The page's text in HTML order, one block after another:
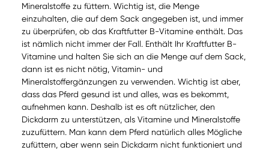
Mineralstoffe zu füttern. Wichtig ist, die Menge
einzuhalten, die auf dem Sack angegeben ist, und immer
zu überprüfen, ob das Kraftfutter B-Vitamine enthält. Das
ist nämlich nicht immer der Fall. Enthält Ihr Kraftfutter B-
Vitamine und halten Sie sich an die Menge auf dem Sack,
dann ist es nicht nötig, Vitamin- und
Mineralstoffergänzungen zu verwenden. Wichtig ist aber,
dass das Pferd gesund ist und alles, was es bekommt,
aufnehmen kann. Deshalb ist es oft nützlicher, den
Dickdarm zu unterstützen, als Vitamine und Mineralstoffe
zuzufüttern. Man kann dem Pferd natürlich alles Mögliche
zufüttern, aber wenn sein Dickdarm nicht funktioniert und